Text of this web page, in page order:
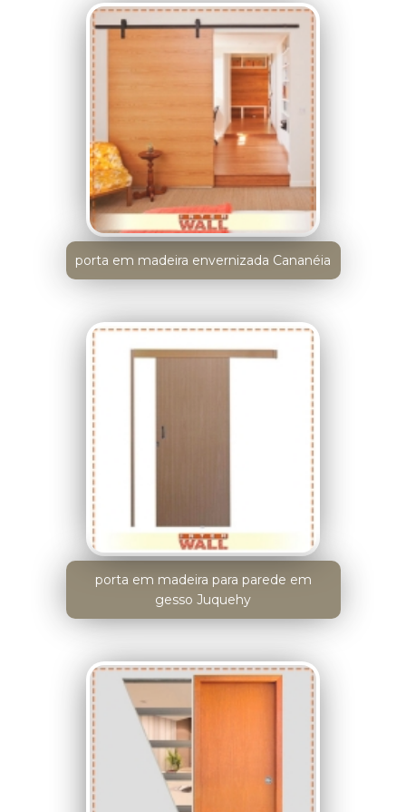
porta em madeira envernizada Cananéia
porta em madeira para parede em
gesso Juquehy